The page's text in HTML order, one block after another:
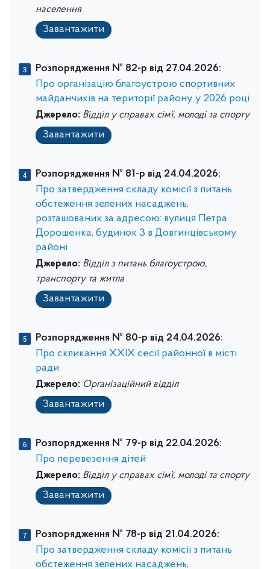
населення
Завантажити
Розпорядження № 82-р від 27.04.2026:
Про організацію благоустрою спортивних
майданчиків на території району у 2026 році
Джерело: Відділ у справах сім’ї, молоді та спорту
Завантажити
Розпорядження № 81-р від 24.04.2026:
Про затвердження складу комісії з питань
обстеження зелених насаджень,
розташованих за адресою: вулиця Петра
Дорошенка, будинок 3 в Довгинцівському
районі
Джерело: Відділ з питань благоустрою,
транспорту та житла
Завантажити
Розпорядження № 80-р від 24.04.2026:
Про скликання ХХІХ сесії районної в місті
ради
Джерело: Організаційний відділ
Завантажити
Розпорядження № 79-р від 22.04.2026:
Про перевезення дітей
Джерело: Відділ у справах сім’ї, молоді та спорту
Завантажити
Розпорядження № 78-р від 21.04.2026:
Про затвердження складу комісії з питань
обстеження зелених насаджень,